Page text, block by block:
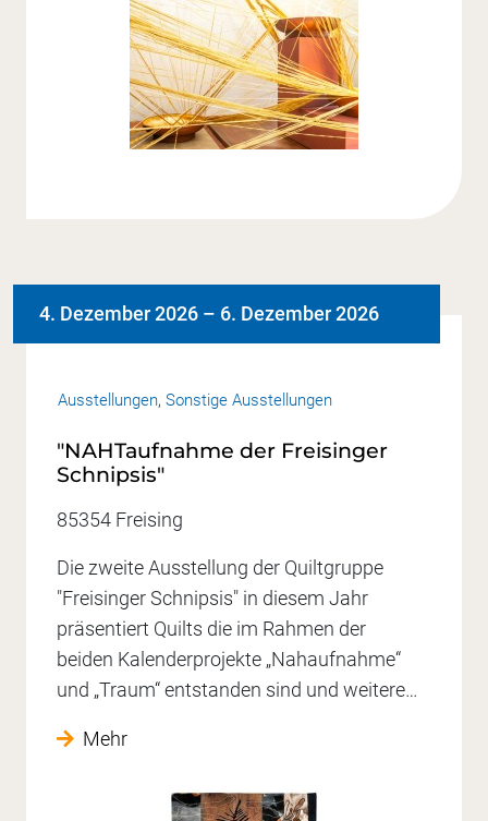
Ausstellungen, Sonstige Ausstellungen
4. Dezember 2026 – 6. Dezember 2026
"NAHTaufnahme der Freisinger
Schnipsis"
85354 Freising
Die zweite Ausstellung der Quiltgruppe
"Freisinger Schnipsis" in diesem Jahr
präsentiert Quilts die im Rahmen der
beiden Kalenderprojekte „Nahaufnahme“
und „Traum“ entstanden sind und weitere…
Mehr